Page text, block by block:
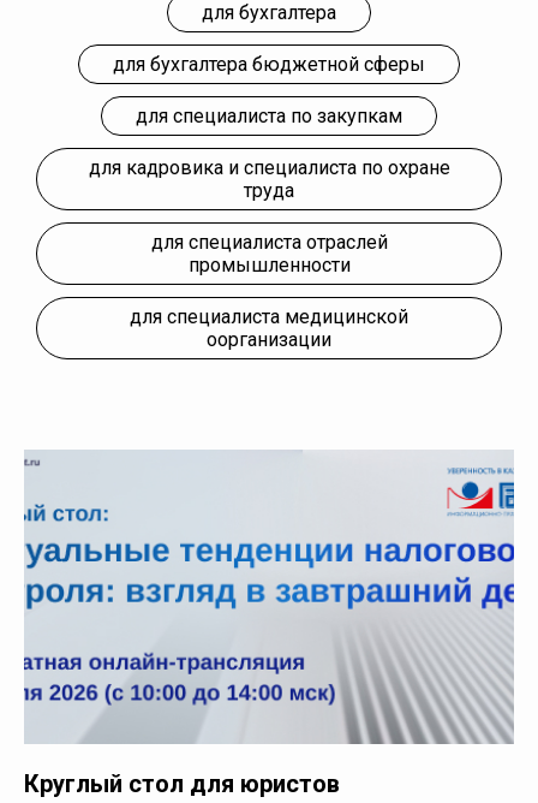
для бухгалтера
для бухгалтера бюджетной сферы
для специалиста по закупкам
для кадровика и специалиста по охране
труда
для специалиста отраслей
промышленности
для специалиста медицинской
оорганизации
Круглый стол для юристов